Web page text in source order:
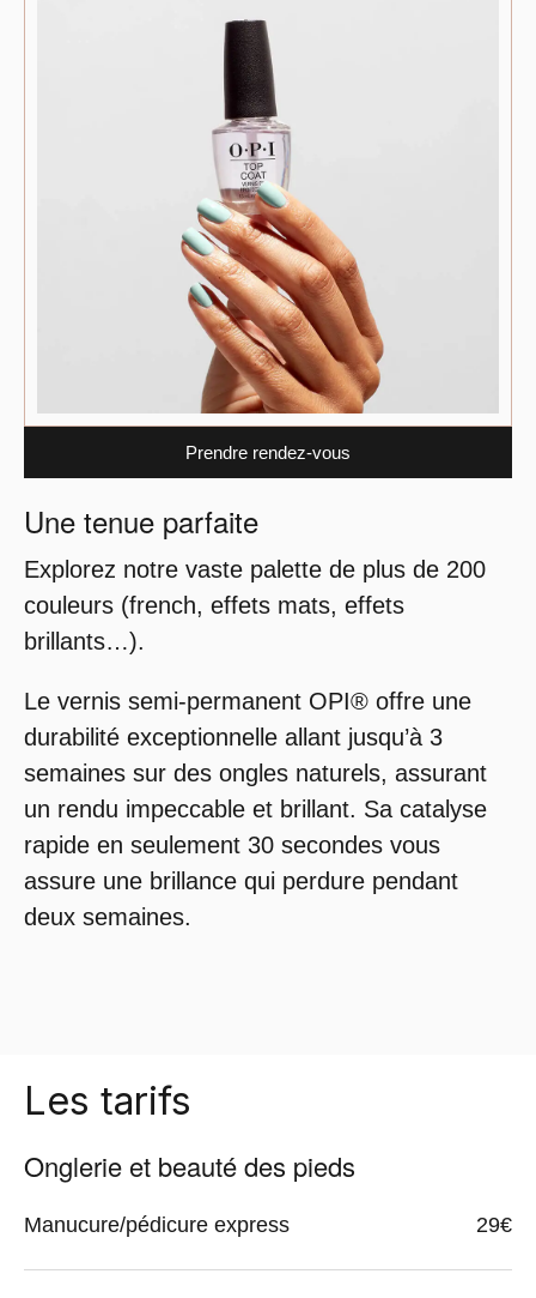
Prendre rendez-vous
Une tenue parfaite
Explorez notre vaste palette de plus de 200
couleurs (french, effets mats, effets
brillants…).
Le vernis semi-permanent OPI® offre une
durabilité exceptionnelle allant jusqu’à 3
semaines sur des ongles naturels, assurant
un rendu impeccable et brillant. Sa catalyse
rapide en seulement 30 secondes vous
assure une brillance qui perdure pendant
deux semaines.
Les tarifs
Onglerie et beauté des pieds
Manucure/pédicure express 29€